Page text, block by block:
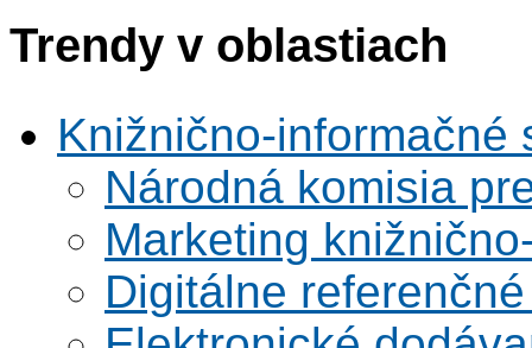
Trendy v oblastiach
Knižnično-informačné
Národná komisia
Marketing
Digitálne